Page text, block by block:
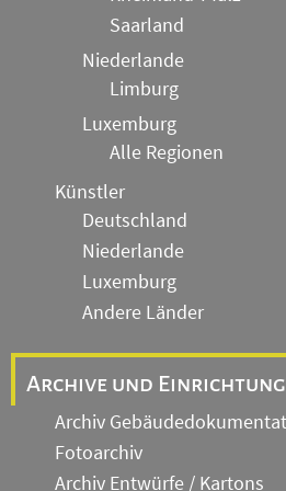
Saarland
Niederlande
Limburg
Luxemburg
Alle Regionen
Künstler
Deutschland
Niederlande
Luxemburg
Andere Länder
Archive und
Archiv
Fotoarchiv
Archiv Entwürfe / Kartons